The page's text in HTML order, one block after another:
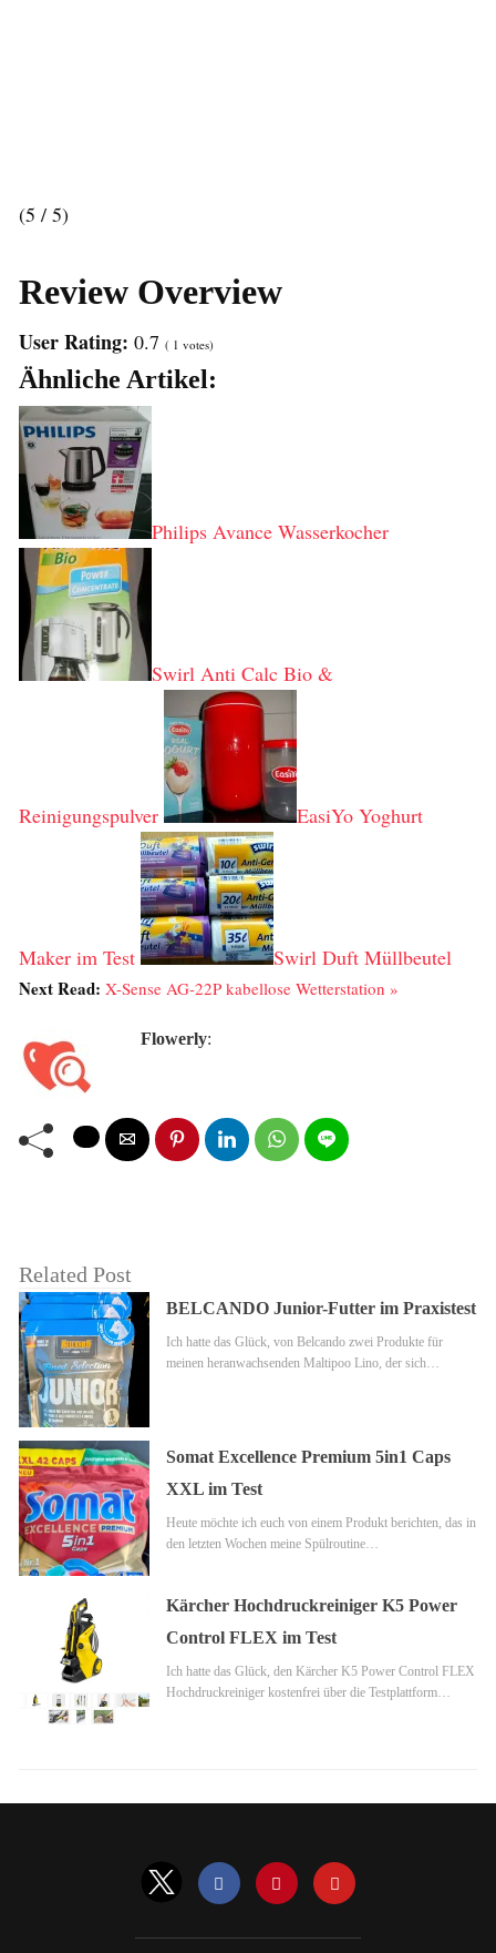
(5 / 5)
Review Overview
User Rating: 0.7 ( 1 votes)
Ähnliche Artikel:
Philips Avance Wasserkocher
Swirl Anti Calc Bio &
Reinigungspulver EasiYo Yoghurt
Maker im Test Swirl Duft Müllbeutel
Next Read: X-Sense AG-22P kabellose Wetterstation »
Flowerly:
Related Post
BELCANDO Junior-Futter im Praxistest
Ich hatte das Glück, von Belcando zwei Produkte für
meinen heranwachsenden Maltipoo Lino, der sich…
Somat Excellence Premium 5in1 Caps
XXL im Test
Heute möchte ich euch von einem Produkt berichten, das in
den letzten Wochen meine Spülroutine…
Kärcher Hochdruckreiniger K5 Power
Control FLEX im Test
Ich hatte das Glück, den Kärcher K5 Power Control FLEX
Hochdruckreiniger kostenfrei über die Testplattform…